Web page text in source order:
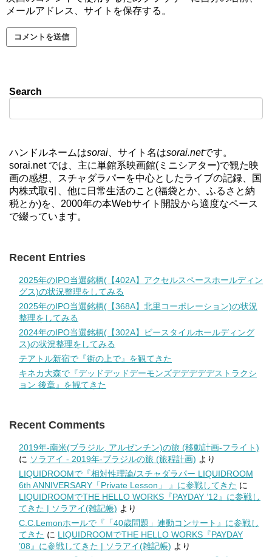
メールアドレス、サイトを保存する。
Search
ハンドルネームはsorai、サイト名はsorai.netです。
sorai.net では、主に単館系映画館(ミニシアター)で観た映
画の感想、スチャダラパーを中心としたライブの記録、国
内株式取引、他に日常生活のこと(福袋とか、ふるさと納
税とか)を、2000年の本Webサイト開設から適度なペース
で綴っています。
Recent Entries
2025年のIPO当選銘柄(【402A】アクセルスペースホールディン
グス)の状況整理をしてみる
2025年のIPO当選銘柄(【368A】北里コーポレーション)の状況
整理をしてみる
2024年のIPO当選銘柄(【302A】ビースタイルホールディング
ス)の状況整理をしてみる
テアトル新宿で『街の上で』を観てきた
キネカ大森で『デッドデッドデーモンズデデデデデストラクシ
ョン 後章』を観てきた
Recent Comments
2019年-南米(ブラジル, アルゼンチン)の旅 (移動計画-フライト)
に ソラアイ - 2019年-ブラジルの旅 (旅程計画) より
LIQUIDROOMで『相対性理論/スチャダラパー LIQUIDROOM
6th ANNIVERSARY「Private Lesson」 』に参戦してきた に
LIQUIDROOMでTHE HELLO WORKS『PAYDAY ’12』に参戦し
てきた | ソラアイ(雑記帳) より
C.C.Lemonホールで『「40歳問題」連動コンサート』に参戦し
てきた に LIQUIDROOMでTHE HELLO WORKS『PAYDAY
’08』に参戦してきた | ソラアイ(雑記帳) より